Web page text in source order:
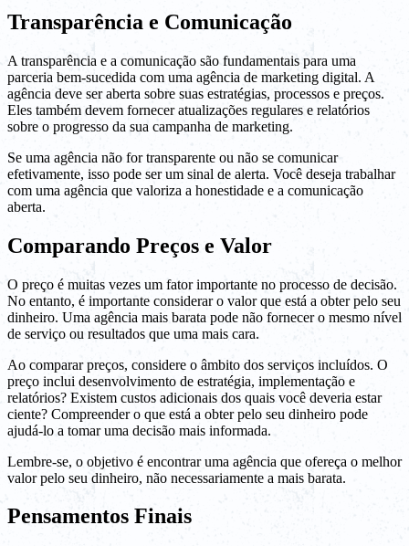
Transparência e Comunicação
A transparência e a comunicação são fundamentais para uma
parceria bem-sucedida com uma agência de marketing digital. A
agência deve ser aberta sobre suas estratégias, processos e preços.
Eles também devem fornecer atualizações regulares e relatórios
sobre o progresso da sua campanha de marketing.
Se uma agência não for transparente ou não se comunicar
efetivamente, isso pode ser um sinal de alerta. Você deseja trabalhar
com uma agência que valoriza a honestidade e a comunicação
aberta.
Comparando Preços e Valor
O preço é muitas vezes um fator importante no processo de decisão.
No entanto, é importante considerar o valor que está a obter pelo seu
dinheiro. Uma agência mais barata pode não fornecer o mesmo nível
de serviço ou resultados que uma mais cara.
Ao comparar preços, considere o âmbito dos serviços incluídos. O
preço inclui desenvolvimento de estratégia, implementação e
relatórios? Existem custos adicionais dos quais você deveria estar
ciente? Compreender o que está a obter pelo seu dinheiro pode
ajudá-lo a tomar uma decisão mais informada.
Lembre-se, o objetivo é encontrar uma agência que ofereça o melhor
valor pelo seu dinheiro, não necessariamente a mais barata.
Pensamentos Finais